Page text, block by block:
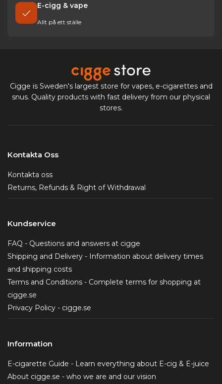
E-cigg & vape
Allt på ett ställe
Cigge is Sweden's largest store for vapes, e-cigarettes and
snus. Quality products with fast delivery from our physical
stores.
Kontakta Oss
Kontakta oss
Returns, Refunds & Right of Withdrawal
Kundservice
FAQ - Questions and answers at cigge
Shipping and Delivery - Information about delivery times
and shipping costs
Terms and Conditions - Complete terms for shopping at
cigge.se
Privacy Policy - cigge.se
Information
E-cigarette Guide - Learn everything about E-cig & E-juice
About cigge.se - who we are and our vision